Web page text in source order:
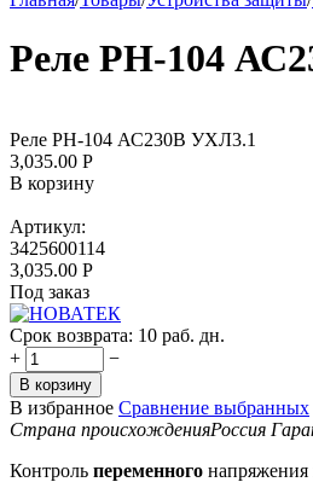
Реле РН-104
Реле РН-104 АС230В УХЛ3.1
3,035.00 Р
В корзину
Артикул:
3425600114
3,035.00 Р
Под заказ
Срок возврата: 10 раб. дн.
+
−
В корзину
В избранное Сравнение выбранных
Страна происхожденияРоссия
Контроль переменного напряжения